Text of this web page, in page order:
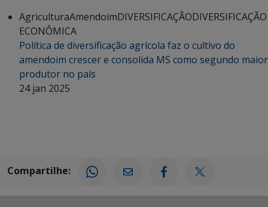
AgriculturaAmendoimDIVERSIFICAÇÃODIVERSIFICAÇÃO
ECONÔMICA
Política de diversificação agrícola faz o cultivo do
amendoim crescer e consolida MS como segundo maior
produtor no país
24 jan 2025
Compartilhe: